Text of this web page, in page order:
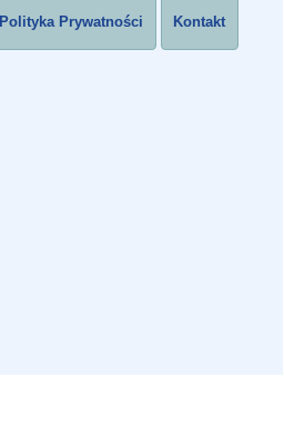
Polityka Prywatności Kontakt